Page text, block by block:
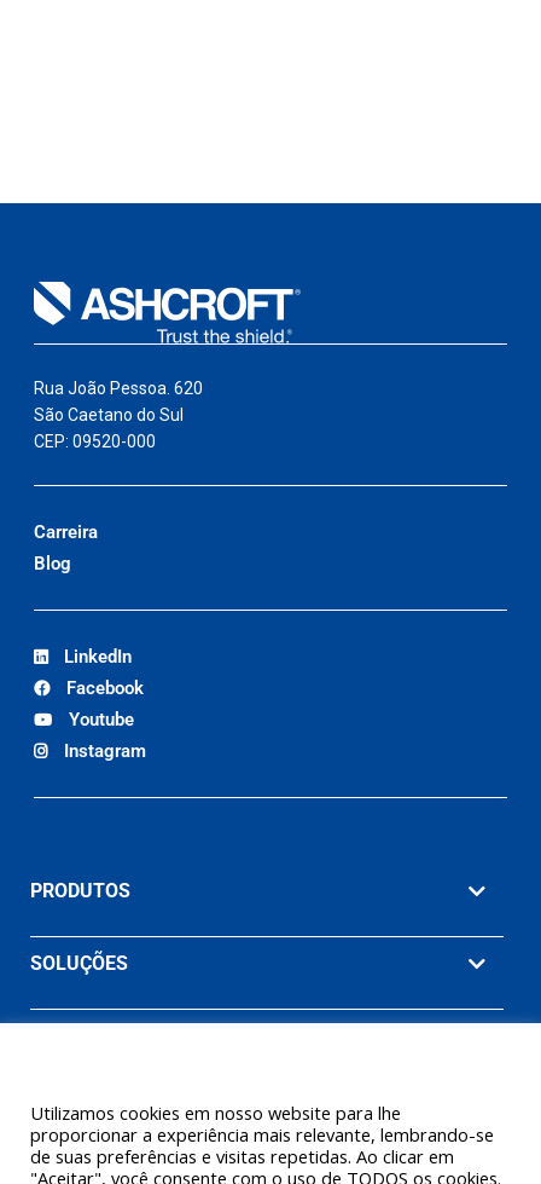
Rua João Pessoa. 620
São Caetano do Sul
CEP: 09520-000
Carreira
Blog
LinkedIn
Facebook
Youtube
Instagram
PRODUTOS
SOLUÇÕES
EMPRESA
Utilizamos cookies em nosso website para lhe
proporcionar a experiência mais relevante, lembrando-se
de suas preferências e visitas repetidas. Ao clicar em
"Aceitar", você consente com o uso de TODOS os cookies.